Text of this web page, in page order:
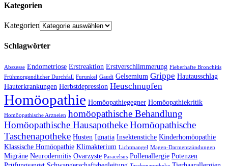
Kategorien
Kategorien
Schlagwörter
Abszesse Endometriose Erstreaktion Erstverschlimmerung Fieberhafte Bronchitis
Frühmorgendlicher Durchfall Furunkel Gaudi Gelsemium Grippe Hautausschlag
Hauterkrankungen Herbstdepression Heuschnupfen
Homöopathie Homöopathiegegner Homöopathiekritik
Homöopathische Arzneien homöopathische Behandlung
Homöopathische HausapothekeHomöopathische
Taschenapotheke Husten Ignatia Insektenstiche Kinderhomöopathie
Klassische Homöopathie Klimakterium Lichtmangel Magen-Darmentzündungen
Migräne Neurodermitis Ovarzyste Paracelsus Pollenallergie Potenzen